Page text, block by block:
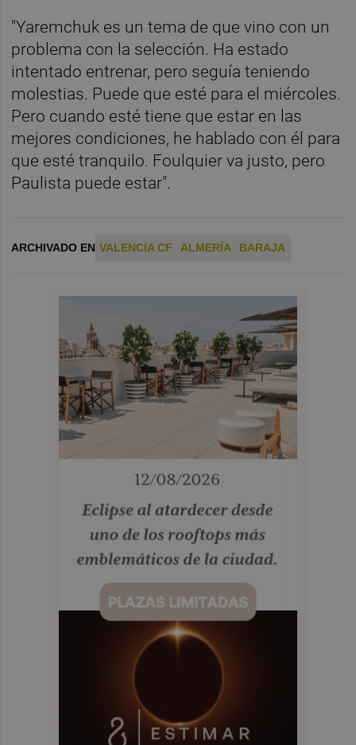
"Yaremchuk es un tema de que vino con un
problema con la selección. Ha estado
intentado entrenar, pero seguía teniendo
molestias. Puede que esté para el miércoles.
Pero cuando esté tiene que estar en las
mejores condiciones, he hablado con él para
que esté tranquilo. Foulquier va justo, pero
Paulista puede estar".
ARCHIVADO EN VALENCIA CF ALMERÍA BARAJA